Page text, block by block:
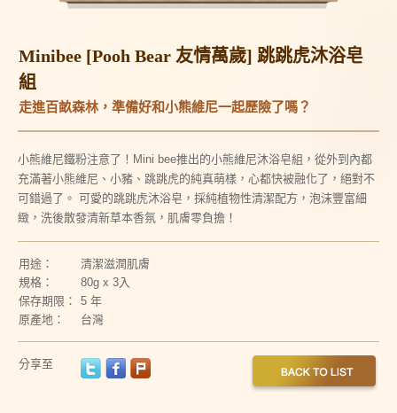
Minibee [Pooh Bear 友情萬歲] 跳跳虎沐浴皂
組
走進百畝森林，準備好和小熊維尼一起歷險了嗎？
小熊維尼鐵粉注意了！Mini bee推出的小熊維尼沐浴皂組，從外到內都
充滿著小熊維尼、小豬、跳跳虎的純真萌樣，心都快被融化了，絕對不
可錯過了。 可愛的跳跳虎沐浴皂，採純植物性清潔配方，泡沫豐富細
緻，洗後散發清新草本香氛，肌膚零負擔！
用途：
清潔滋潤肌膚
規格：
80g x 3入
保存期限：
5 年
原產地：
台灣
分享至